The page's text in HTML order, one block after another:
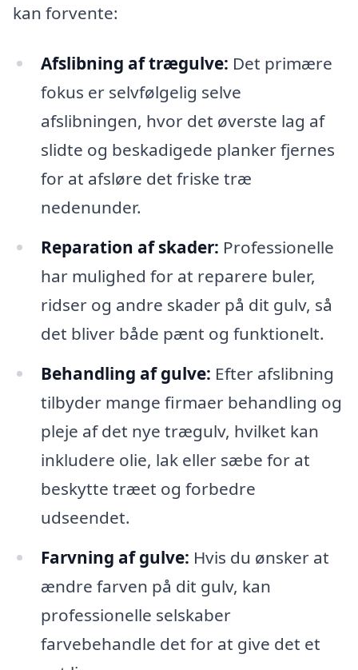
kan forvente:
Afslibning af trægulve: Det primære
fokus er selvfølgelig selve
afslibningen, hvor det øverste lag af
slidte og beskadigede planker fjernes
for at afsløre det friske træ
nedenunder.
Reparation af skader: Professionelle
har mulighed for at reparere buler,
ridser og andre skader på dit gulv, så
det bliver både pænt og funktionelt.
Behandling af gulve: Efter afslibning
tilbyder mange firmaer behandling og
pleje af det nye trægulv, hvilket kan
inkludere olie, lak eller sæbe for at
beskytte træet og forbedre
udseendet.
Farvning af gulve: Hvis du ønsker at
ændre farven på dit gulv, kan
professionelle selskaber
farvebehandle det for at give det et